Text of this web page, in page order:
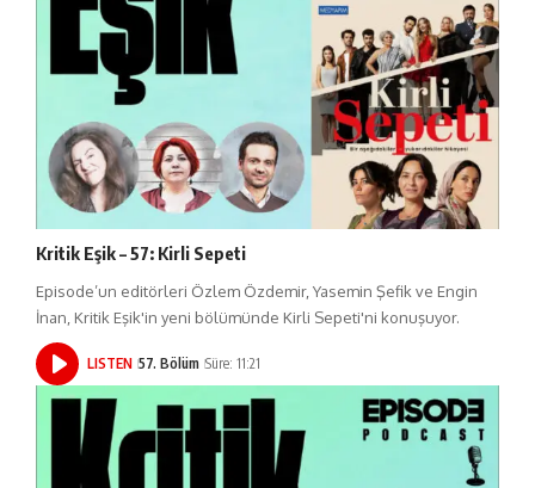
Kritik Eşik – 57: Kirli Sepeti
Episode’un editörleri Özlem Özdemir, Yasemin Şefik ve Engin
İnan, Kritik Eşik'in yeni bölümünde Kirli Sepeti'ni konuşuyor.
LISTEN 57. Bölüm Süre: 11:21